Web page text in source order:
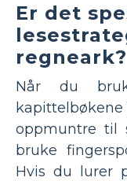
Er det
regneark?
Når du
oppmuntre til
bruke
Hvis du lurer